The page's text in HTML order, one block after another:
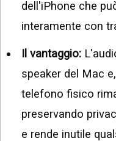
dell'iPhone che
interamente con
Il vantaggio:
speaker del Mac
telefono fisico
preservando
e rende inutile